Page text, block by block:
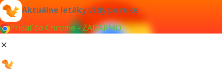
Aktuálne letáky vždy po ruke
Pridať do Chrome - ZADARMO